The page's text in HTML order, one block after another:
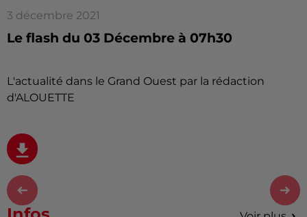
3 décembre 2021
Le flash du 03 Décembre à 07h30
L'actualité dans le Grand Ouest par la rédaction
d'ALOUETTE